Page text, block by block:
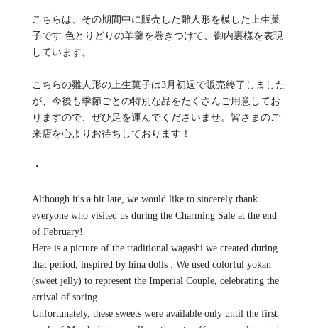
こちらは、その期間中に販売した雛人形を模した上生菓
子です 色とりどりの羊羹を巻きつけて、御内裏様を表現
しています。
こちらの雛人形の上生菓子は3月初週で販売終了しました
が、今後も季節ごとの特別な品をたくさんご用意してお
りますので、ぜひ足を運んでくださいませ。皆さまのご
来店を心よりお待ちしております！
・
Although it's a bit late, we would like to sincerely thank
everyone who visited us during the Charming Sale at the end
of February!
Here is a picture of the traditional wagashi we created during
that period, inspired by hina dolls . We used colorful yokan
(sweet jelly) to represent the Imperial Couple, celebrating the
arrival of spring.
Unfortunately, these sweets were available only until the first